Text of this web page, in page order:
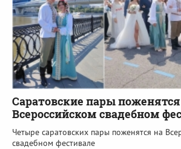
Саратовские пары
Всероссийском свадебном
Четыре саратовских пары поженятся на
свадебном фестивале